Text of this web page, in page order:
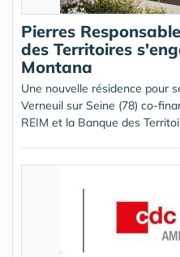
Pierres
des Territoires
Montana
Une nouvelle résidence pour
Verneuil sur Seine (78) co-
REIM et la Banque des